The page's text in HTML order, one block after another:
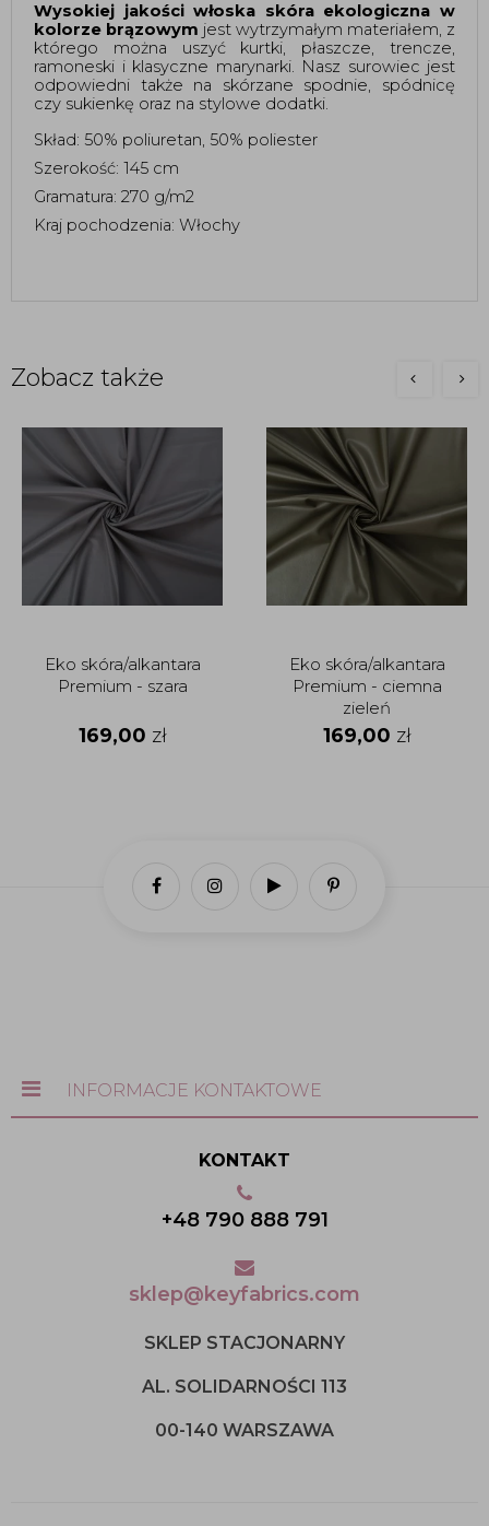
Wysokiej jakości włoska skóra ekologiczna w
kolorze brązowym jest wytrzymałym materiałem, z
którego można uszyć kurtki, płaszcze, trencze,
ramoneski i klasyczne marynarki. Nasz surowiec jest
odpowiedni także na skórzane spodnie, spódnicę
czy sukienkę oraz na stylowe dodatki.
Skład: 50% poliuretan, 50% poliester
Szerokość: 145 cm
Gramatura: 270 g/m2
Kraj pochodzenia: Włochy
Zobacz także
Eko skóra/alkantara
Premium - szara
169,00 zł
Eko skóra/alkantara
Premium - ciemna
zieleń
169,00 zł
INFORMACJE KONTAKTOWE
KONTAKT
+48 790 888 791
sklep@keyfabrics.com
SKLEP STACJONARNY
AL. SOLIDARNOŚCI 113
00-140 WARSZAWA